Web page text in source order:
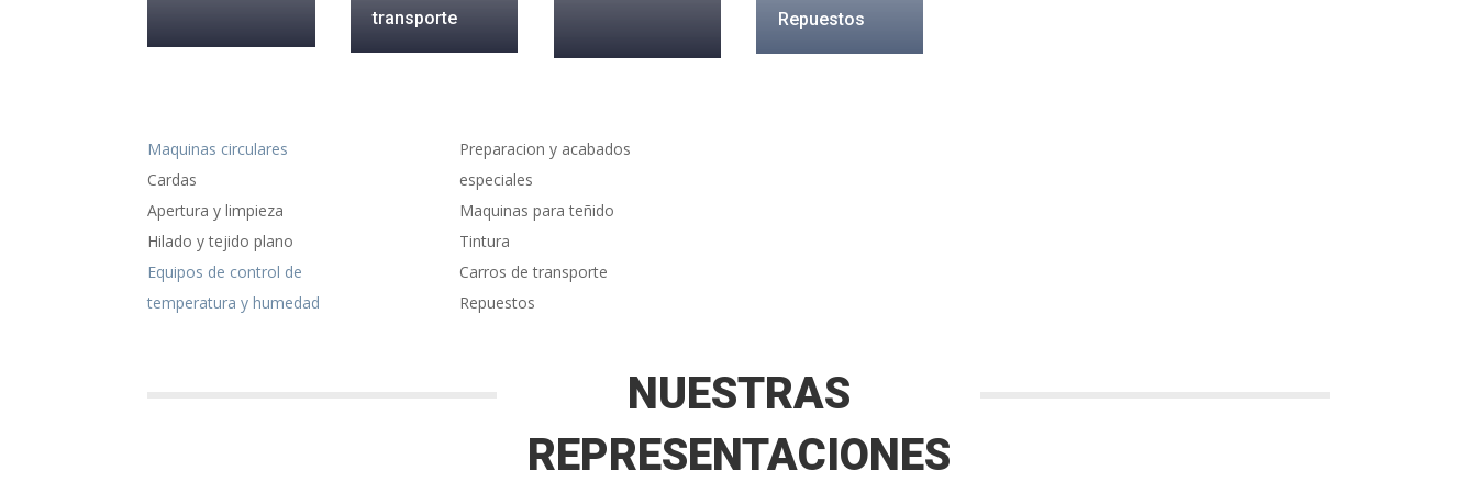
transporte
Repuestos
Maquinas circulares
Cardas
Apertura y limpieza
Hilado y tejido plano
Equipos de control de
temperatura y humedad
Preparacion y acabados
especiales
Maquinas para teñido
Tintura
Carros de transporte
Repuestos
NUESTRAS
REPRESENTACIONES